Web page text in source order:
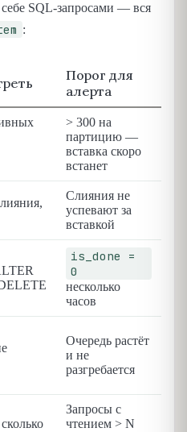
SQL-запросами — вся
:
Порог для
алерта
> 300 на
партицию —
вставка скоро
встанет
Слияния не
успевают за
вставкой
is_done =
0
несколько
часов
Очередь растёт
и не
разгребается
Запросы с
чтением > N